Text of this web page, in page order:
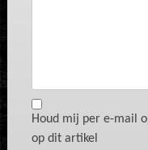
Houd mij per e-mail
op dit artikel